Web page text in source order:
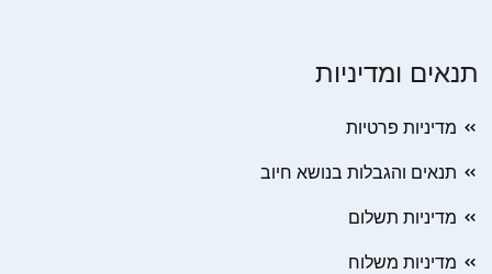
תנאים ומדיניות
מדיניות פרטיות
תנאים והגבלות בנושא חיוב
מדיניות תשלום
מדיניות משלוח